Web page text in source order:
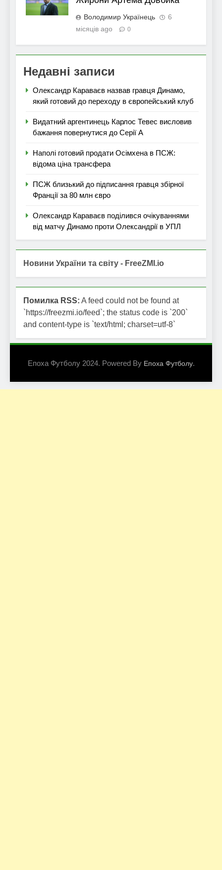
Володимир Українець
6
місяців ago
0
Недавні записи
Олександр Караваєв назвав гравця Динамо,
який готовий до переходу в європейський клуб
Видатний аргентинець Карлос Тевес висловив
бажання повернутися до Серії А
Наполі готовий продати Осімхена в ПСЖ:
відома ціна трансфера
ПСЖ близький до підписання гравця збірної
Франції за 80 млн євро
Олександр Караваєв поділився очікуваннями
від матчу Динамо проти Олександрії в УПЛ
Новини України та світу - FreeZMI.io
Помилка RSS: A feed could not be found at
`https://freezmi.io/feed`; the status code is `200`
and content-type is `text/html; charset=utf-8`
Епоха Футболу 2024. Powered By Епоха Футболу.